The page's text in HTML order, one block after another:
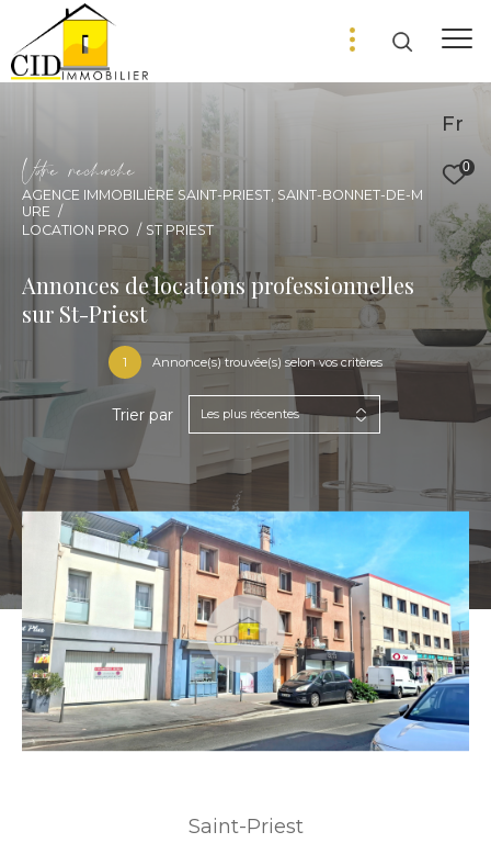
Fr
0
Vore recece
AGENCE IMMOBILIÈRE SAINT-PRIEST, SAINT-BONNET-DE-M
URE
LOCATION PRO
ST PRIEST
Annonces de locations professionnelles
sur St-Priest
1 Annonce(s) trouvée(s) selon vos critères
Trier par Les plus récentes
Saint-Priest